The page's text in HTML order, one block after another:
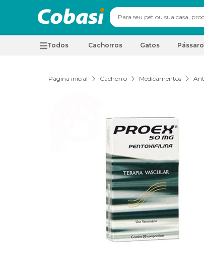
Todos Cachorros Gatos
Página inicial Cachorro Medicamentos